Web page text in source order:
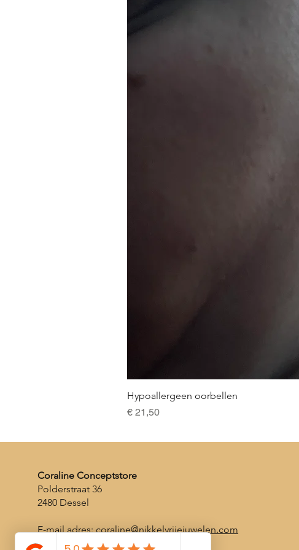
Hypoallergeen oorbellen
Prijs
€ 21,50
Coraline Conceptstore
Polderstraat 36
2480 Dessel
E-mail adres:coraline@nikkelvrijejuwelen.com